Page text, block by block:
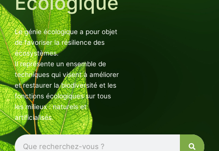
Le génie écologique a pour objet
de favoriser la résilience des
écosystèmes.
Il représente un ensemble de
techniques qui visent à améliorer
et restaurer la biodiversité et les
fonctions écologiques sur tous
les milieux : naturels et
artificialisés.
Rechercher